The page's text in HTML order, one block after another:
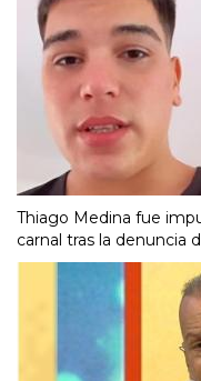
Thiago Medina fue
carnal tras la denuncia